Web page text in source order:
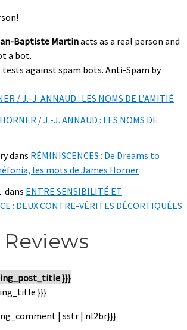
Baptiste Martinacts as a real person and
a bot.
tests against spam bots. Anti-Spam by
/ J.-J. ANNAUD : LES NOMS DE L’AMITIÉ
/ J.-J. ANNAUD : LES NOMS DE
dans RÉMINISCENCES : De Dreams to
les mots de James Horner
dans ENTRE SENSIBILITÉ ET
: DEUX CONTRE-VÉRITES DÉCORTIQUÉES
}}}
}}}
| sstr | nl2br}}}